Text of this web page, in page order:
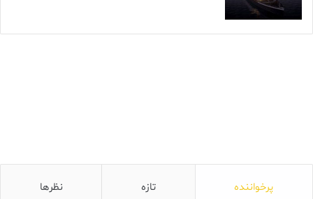
پرخواننده تازه نظرها